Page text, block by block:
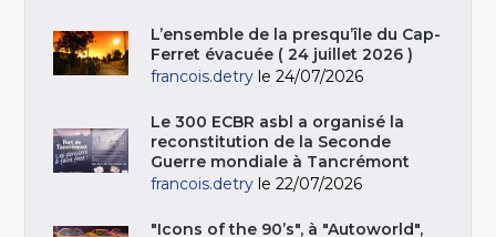
L’ensemble de la presqu’île du Cap-
Ferret évacuée ( 24 juillet 2026 )
francois.detry le 24/07/2026
Le 300 ECBR asbl a organisé la
reconstitution de la Seconde
Guerre mondiale à Tancrémont
francois.detry le 22/07/2026
"Icons of the 90’s", à "Autoworld",